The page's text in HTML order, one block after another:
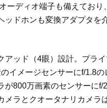
ーディオ端子も備えており
ッドホンも変換アダプタを
アッド（4眼）設計。プライ
イメージセンサーにf/1.8の
が800万画素のセンサーにf/
メラとクオータナリカメラ